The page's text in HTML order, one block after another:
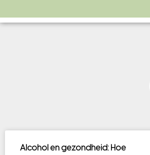
Alcohol en gezondheid: Hoe